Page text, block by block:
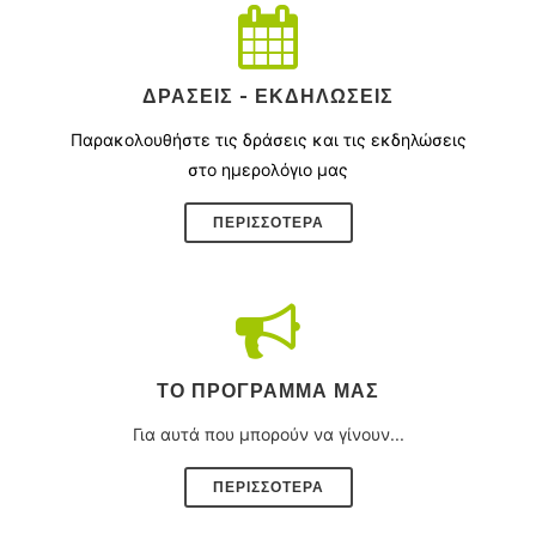
ΔΡΆΣΕΙΣ - ΕΚΔΗΛΏΣΕΙΣ
Παρακολουθήστε τις δράσεις και τις εκδηλώσεις
στο ημερολόγιο μας
ΠΕΡΙΣΣΌΤΕΡΑ
ΤΟ ΠΡΌΓΡΑΜΜΑ ΜΑΣ
Για αυτά που μπορούν να γίνουν...
ΠΕΡΙΣΣΟΤΕΡΑ